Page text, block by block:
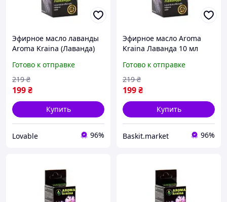
Эфирное масло лаванды
Aroma Kraina (Лаванда)
аромамасло для сна и
ароматерапии
Готово к отправке
199₴
219 ₴
Купить
Lovable 96%
Эфирное масло Aroma
Kraina Лаванда 10 мл
Готово к отправке
199₴
219 ₴
Купить
Baskit.market 96%